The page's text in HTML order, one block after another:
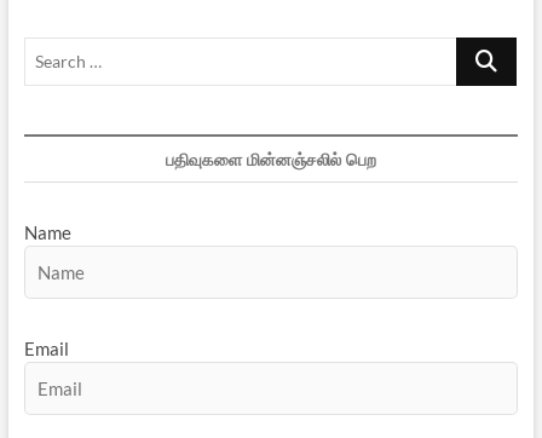
Search
பதிவுகளை மின்னஞ்சலில் பெற
Name
Email